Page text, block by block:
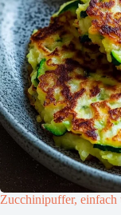
Zucchinipuffer, einfach